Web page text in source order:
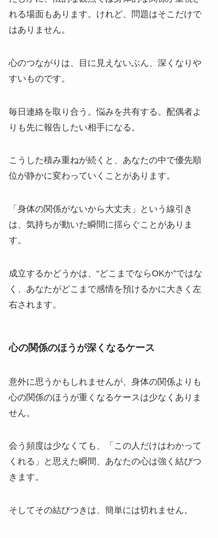
れる場面もあります。けれど、問題はそこだけで
はありません。
心のつながりは、目に見えないぶん、深くなりや
すいものです。
毎日連絡を取り合う。悩みを共有する。配偶者よ
りも先に報告したい相手になる。
こうした積み重ねが続くと、あなたの中で優先順
位が静かに変わっていくことがあります。
「身体の関係がないから大丈夫」という線引き
は、気持ちが動いた瞬間に揺らぐことがありま
す。
成立するかどうかは、“どこまでならOKか”ではな
く、あなたがどこまで感情を預けるかに大きく左
右されます。
心の関係のほうが深くなるケース
意外に思うかもしれませんが、身体の関係よりも
心の関係のほうが重くなるケースは少なくありま
せん。
会う頻度は少なくても、「この人だけはわかって
くれる」と思えた瞬間、あなたの心は強く結びつ
きます。
そしてその結びつきは、簡単には切れません。